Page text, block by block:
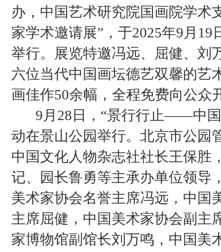
办，中国艺术研究院国画院学
家学术邀请展”，于2025年9月
举行。展览特邀冯远、屈健、刘
六位当代中国画坛德艺双馨的艺
画佳作50余幅，全程免费向公众
9月28日，“景行行止——中国
动在景山公园举行。北京市公园
中国文化人物杂志社社长王保胜
记、园长鲁勇等主承办单位领导
美术家协会名誉主席冯远，中国
主席屈健，中国美术家协会副主
家博物馆副馆长刘万鸣，中国美